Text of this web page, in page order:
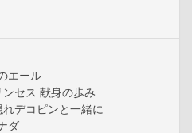
エール
セス 献身の歩み
デコピンと一緒に
ダ